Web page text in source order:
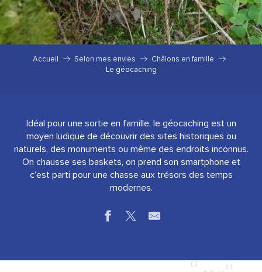
Accueil Selon mes envies
Châlons en famille
Le géocaching
Idéal pour une sortie en famille, le géocaching est un
moyen ludique de découvrir des sites historiques ou
naturels, des monuments ou même des endroits inconnus.
On chausse ses baskets, on prend son smartphone et
c’est parti pour une chasse aux trésors des temps
modernes.